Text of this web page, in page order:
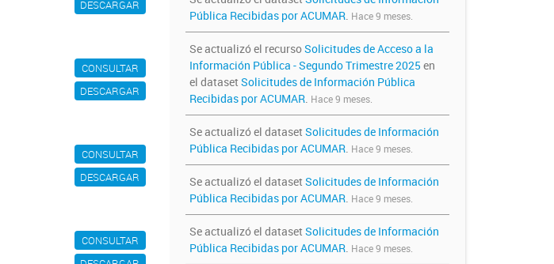
DESCARGAR
CONSULTAR
DESCARGAR
CONSULTAR
DESCARGAR
CONSULTAR
Pública Recibidas por ACUMAR. Hace 9 meses.
Se actualizó el recursoSolicitudes de Acceso a la
Información Pública - Segundo Trimestre 2025 en
el dataset Solicitudes de Información Pública
Recibidas por ACUMAR. Hace 9 meses.
Se actualizó el dataset Solicitudes de Información
Pública Recibidas por ACUMAR. Hace 9 meses.
Se actualizó el dataset Solicitudes de Información
Pública Recibidas por ACUMAR. Hace 9 meses.
Se actualizó el dataset Solicitudes de Información
Pública Recibidas por ACUMAR. Hace 9 meses.